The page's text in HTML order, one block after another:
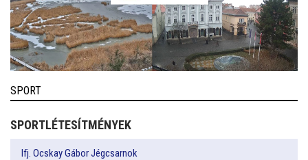
SPORT
SPORTLÉTESÍTMÉNYEK
Ifj. Ocskay Gábor Jégcsarnok